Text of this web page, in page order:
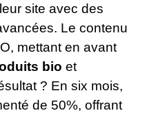
site avec des
Le contenu
mettant en avant
bio et
? En six mois,
de 50%, offrant